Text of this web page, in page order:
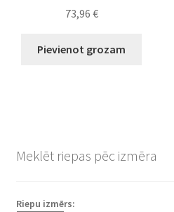
73,96 €
Pievienot grozam
Meklēt riepas pēc izmēra
Riepu izmērs: